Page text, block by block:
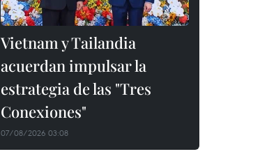
Vietnam y Tailandia
acuerdan impulsar la
estrategia de las "Tres
Conexiones"
07/08/2026 03:08